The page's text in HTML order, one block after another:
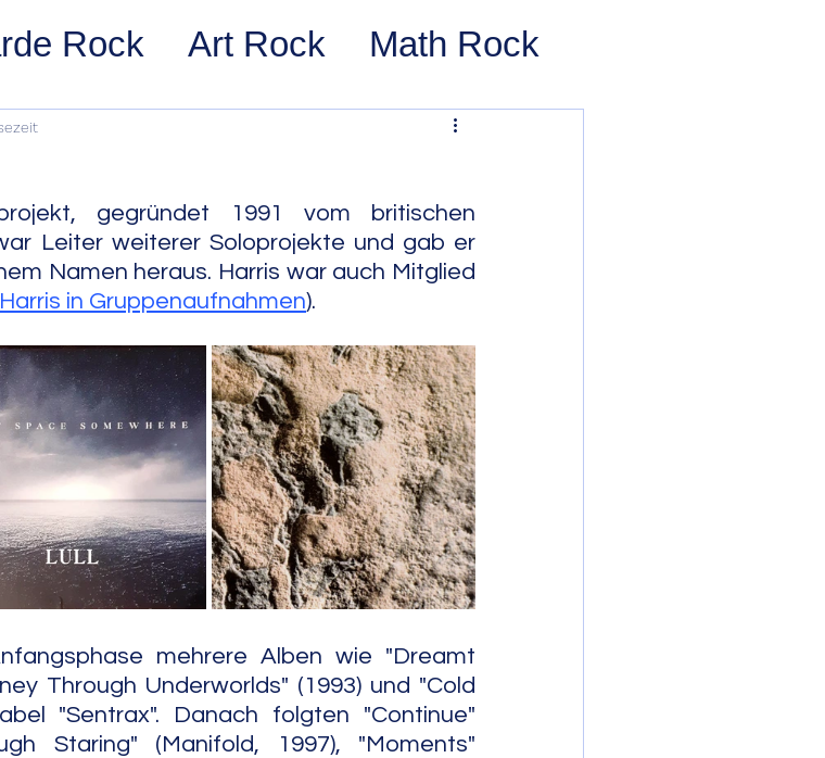
Rock Art Rock Math Rock
Noise Rock
Stoner Rock Alternative Rock
Indie Rock/Indie Pop
Jazz Acid Jazz Swing
Bebop Hard Bop Modal
Improv Contemporary Jazz
gegründet 1991 vom britischen
Leiter weiterer Soloprojekte und gab er
Namen heraus. Harris war auch Mitglied
in Gruppenaufnahmen).
mehrere Alben wie "Dreamt
Through Underworlds" (1993) und "Cold
"Sentrax". Danach folgten "Continue"
Staring" (Manifold, 1997), "Moments"